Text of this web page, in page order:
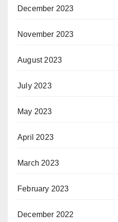
December 2023
November 2023
August 2023
July 2023
May 2023
April 2023
March 2023
February 2023
December 2022